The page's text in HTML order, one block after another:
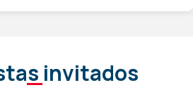
invitados